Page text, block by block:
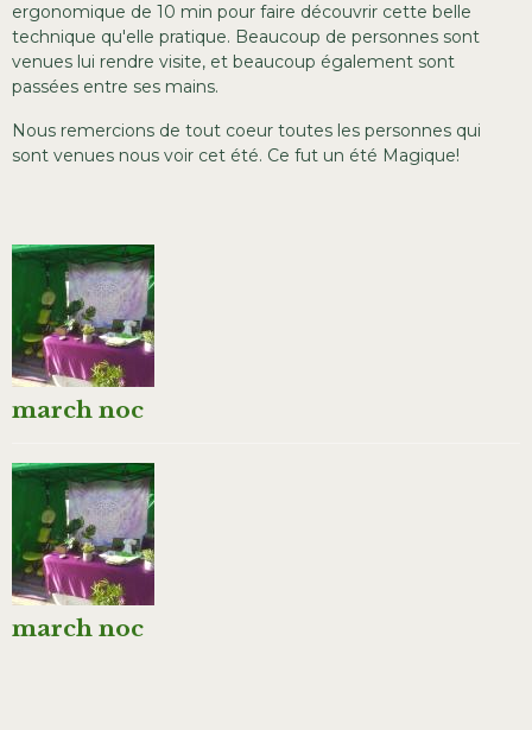
ergonomique de 10 min pour faire découvrir cette belle
technique qu'elle pratique. Beaucoup de personnes sont
venues lui rendre visite, et beaucoup également sont
passées entre ses mains.
Nous remercions de tout coeur toutes les personnes qui
sont venues nous voir cet été. Ce fut un été Magique!
march noc
march noc